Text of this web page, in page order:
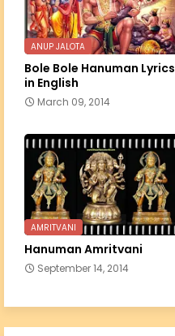
ANUP JALOTA
Bole Bole Hanuman Lyrics
in English
March 09, 2014
AMRITVANI
Hanuman Amritvani
September 14, 2014